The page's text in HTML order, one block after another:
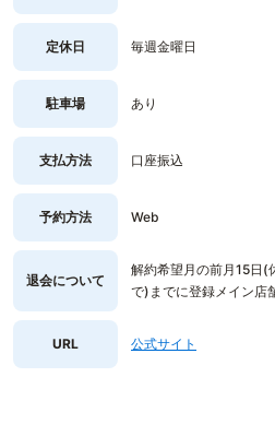
定休日 毎週金曜日
駐車場 あり
支払方法 口座振込
予約方法 Web
退会について
解約希望月の前月15日(
で)までに登録メイン店
URL 公式サイト